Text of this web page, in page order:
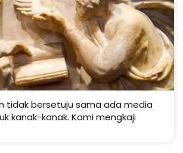
tidak bersetuju sama ada media
kanak-kanak. Kami mengkaji